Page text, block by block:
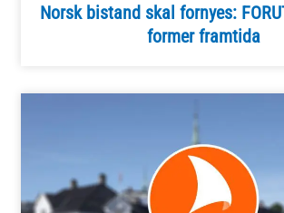
Norsk bistand skal fornyes:
former framtida